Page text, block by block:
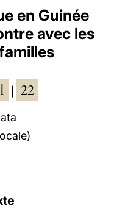
ESPAÑOL
DEUTSCH
POLSKI
العربيّة
中文
en Guinée
avec les
22